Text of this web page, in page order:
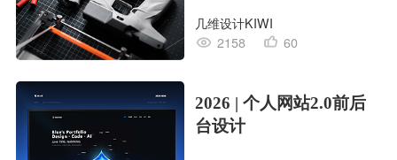
几维设计KIWI
2158
60
2026 | 个人网站2.0前后
台设计